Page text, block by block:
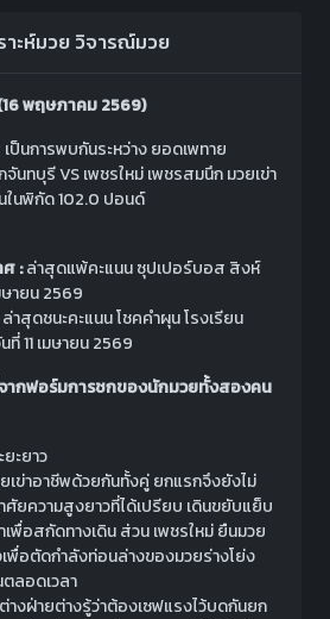
าะห์มวย วิจารณ์มวย
พฤษภาคม 2569)
ป็นการพบกันระหว่าง ยอดเพทาย
นทบุรี VS เพชรใหม่ เพชรสมนึก มวยเข่า
ในพิกัด 102.0 ปอนด์
:ล่าสุดแพ้คะแนน ซุปเปอร์บอส สิงห์
ายน 2569
ล่าสุดชนะคะแนน โชคคำผุน โรงเรียน
ที่ 11 เมษายน 2569
ากฟอร์มการชกของนักมวยทั้งสองคน
ยะยาว
ยเข่าอาชีพด้วยกันทั้งคู่ ยกแรกจึงยังไม่
ยความสูงยาวที่ได้เปรียบ เดินขยับแย็บ
เพื่อสกัดทางเดิน ส่วน เพชรใหม่ ยืนมวย
เพื่อตัดกำลังท่อนล่างของมวยร่างโย่ง
ลอดเวลา
างฝ่ายต่างรู้ว่าต้องเซฟแรงไว้บดกันยก